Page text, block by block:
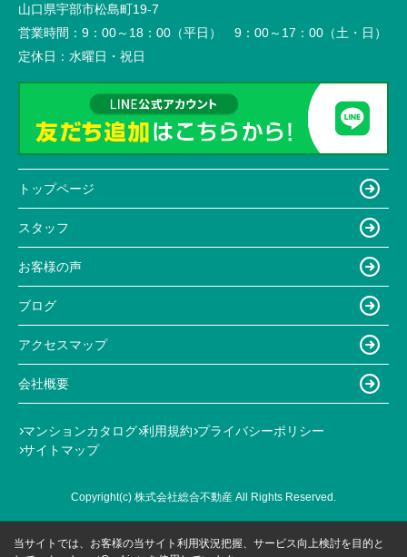
山口県宇部市松島町19-7
営業時間： 9：00～18：00（平日） 9：00～17：00（土・日）
定休日： 水曜日・祝日
トップページ
スタッフ
お客様の声
ブログ
アクセスマップ
会社概要
マンションカタログ 利用規約 プライバシーポリシー
サイトマップ
Copyright(c) 株式会社総合不動産 All Rights Reserved.
当サイトでは、お客様の当サイト利用状況把握、サービス向上検討を目的と